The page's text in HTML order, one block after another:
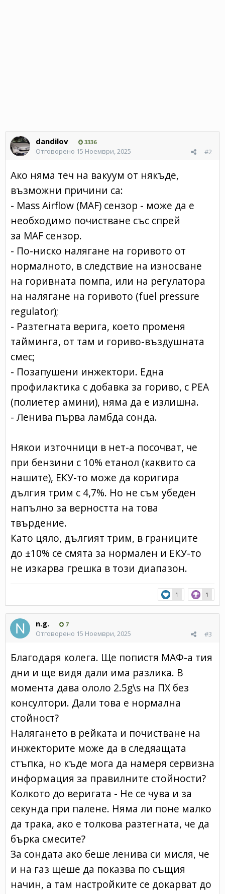
dandilov 3336
#2
Отговорено 15 Ноември, 2025
Ако няма теч на вакуум от някъде,
възможни причини са:
- Mass Airflow (MAF) сензор - може да е
необходимо почистване със спрей
за MAF сензор.
- По-ниско налягане на горивото от
нормалното, в следствие на износване
на горивната помпа, или на регулатора
на налягане на горивото (fuel pressure
regulator);
- Разтегната верига, което променя
тайминга, от там и гориво-въздушната
смес;
- Позапушени инжектори. Една
профилактика с добавка за гориво, с PEA
(полиетер амини), няма да е излишна.
- Ленива първа ламбда сонда.
Някои източници в нет-а посочват, че
при бензини с 10% етанол (каквито са
нашите), ЕКУ-то може да коригира
дългия трим с 4,7%. Но не съм убеден
напълно за верността на това
твърдение.
Като цяло, дългият трим, в границите
до ±10% се смята за нормален и ЕКУ-то
не изкарва грешка в този диапазон.
1 1
n.g. 7
#3
Отговорено 15 Ноември, 2025
Благодаря колега. Ще попистя МАФ-а тия
дни и ще видя дали има разлика. В
момента дава ололо 2.5g\s на ПХ без
консултори. Дали това е нормална
стойност?
Налягането в рейката и почистване на
инжекторите може да в следяащата
стъпка, но къде мога да намеря сервизна
информация за правилните стойности?
Колкото до веригата - Не се чува и за
секунда при палене. Няма ли поне малко
да трака, ако е толкова разтегната, че да
бърка смесите?
За сондата ако беше ленива си мисля, че
и на газ щеше да показва по същия
начин, а там настройките се докарват до